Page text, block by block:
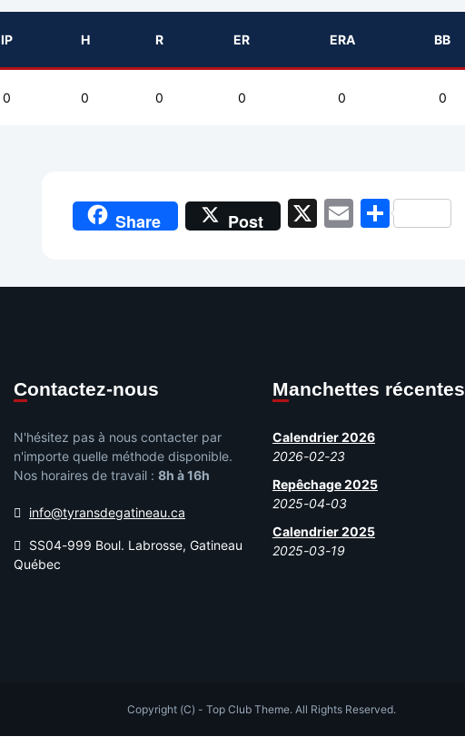
IP H R ER ERA BB
0 0 0 0 0 0
Share Post X EmailShare
Contactez-nous
N'hésitez pas à nous contacter par
n'importe quelle méthode disponible.
Nos horaires de travail : 8h à 16h
info@tyransdegatineau.ca
SS04-999 Boul. Labrosse, Gatineau
Québec
Manchettes récentes
Calendrier 2026
2026-02-23
Repêchage 2025
2025-04-03
Calendrier 2025
2025-03-19
Copyright (C) - Top Club Theme. All Rights Reserved.